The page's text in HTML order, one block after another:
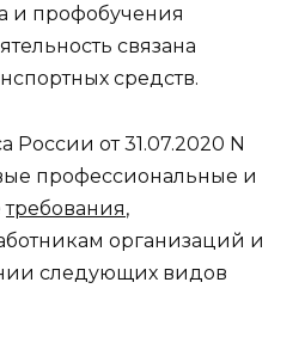
и профобучения
связана
средств.
России от 31.07.2020 N
профессиональные и
требования,
организаций и
следующих видов